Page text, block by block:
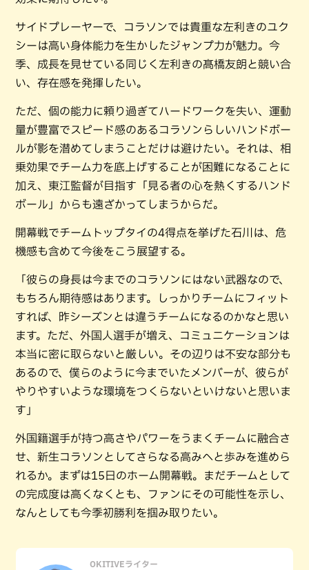
サイドプレーヤーで、コラソンでは貴重な左利きのユク
シーは高い身体能力を生かしたジャンプ力が魅力。今
季、成長を見せている同じく左利きの髙橋友朗と競い合
い、存在感を発揮したい。
ただ、個の能力に頼り過ぎてハードワークを失い、運動
量が豊富でスピード感のあるコラソンらしいハンドボー
ルが影を潜めてしまうことだけは避けたい。それは、相
乗効果でチーム力を底上げすることが困難になることに
加え、東江監督が目指す「見る者の心を熱くするハンド
ボール」からも遠ざかってしまうからだ。
開幕戦でチームトップタイの4得点を挙げた石川は、危
機感も含めて今後をこう展望する。
「彼らの身長は今までのコラソンにはない武器なので、
もちろん期待感はあります。しっかりチームにフィット
すれば、昨シーズンとは違うチームになるのかなと思い
ます。ただ、外国人選手が増え、コミュニケーションは
本当に密に取らないと厳しい。その辺りは不安な部分も
あるので、僕らのように今までいたメンバーが、彼らが
やりやすいような環境をつくらないといけないと思いま
す」
外国籍選手が持つ高さやパワーをうまくチームに融合さ
せ、新生コラソンとしてさらなる高みへと歩みを進めら
れるか。まずは15日のホーム開幕戦。まだチームとして
の完成度は高くなくとも、ファンにその可能性を示し、
なんとしても今季初勝利を掴み取りたい。
OKITIVEライター